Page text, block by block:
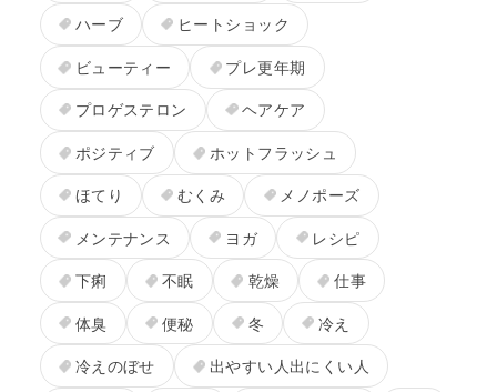
ハーブ
ヒートショック
ビューティー
プレ更年期
プロゲステロン
ヘアケア
ポジティブ
ホットフラッシュ
ほてり
むくみ
メノポーズ
メンテナンス
ヨガ
レシピ
下痢
不眠 乾燥
仕事
体臭
便秘 冬
冷え
冷えのぼせ
出やすい人出にくい人